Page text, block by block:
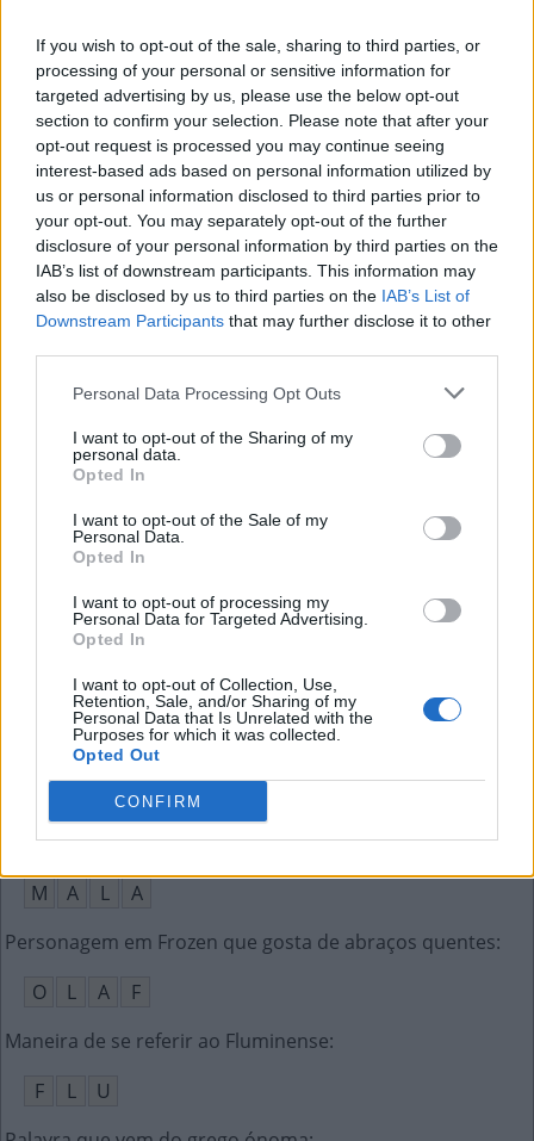
If you wish to opt-out of the sale, sharing to third parties, or
processing of your personal or sensitive information for
targeted advertising by us, please use the below opt-out
section to confirm your selection. Please note that after your
opt-out request is processed you may continue seeing
interest-based ads based on personal information utilized by
us or personal information disclosed to third parties prior to
your opt-out. You may separately opt-out of the further
disclosure of your personal information by third parties on the
IAB’s list of downstream participants. This information may
also be disclosed by us to third parties on the IAB’s List of
Downstream Participants that may further disclose it to other
Personal Data Processing Opt Outs
I want to opt-out of the Sharing of my
personal data.
Opted In
I want to opt-out of the Sale of my
Personal Data.
Opted In
I want to opt-out of processing my
Personal Data for Targeted Advertising.
Opted In
I want to opt-out of Collection, Use,
Retention, Sale, and/or Sharing of my
Personal Data that Is Unrelated with the
Purposes for which it was collected.
Opted Out
CONFIRM
Mini Janeiro 10 2023 Cruzadinha
N E
M
E
S A U
O irmão gêmeo de Jacó, na Bíblia:
Na expressão, __ a pau é de jeito nenhum
E
M
__ Regina, cantora brasileira mãe de Maria Rita
L I
S
O John Stuart que defendeu o utilitarismo
L
Sair com ela e a cuia é levar tudo de um lugar:
M
A L
A
Personagem em Frozen que gosta de abraços quentes:
O
L A
F
Maneira de se referir ao Fluminense:
F
L
U